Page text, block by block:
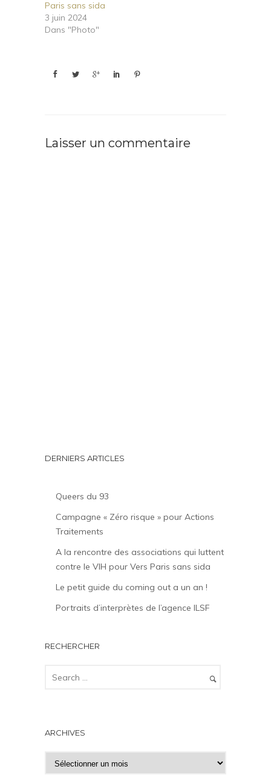
Paris sans sida
3 juin 2024
Dans "Photo"
Laisser un commentaire
DERNIERS ARTICLES
Queers du 93
Campagne « Zéro risque » pour Actions
Traitements
A la rencontre des associations qui luttent
contre le VIH pour Vers Paris sans sida
Le petit guide du coming out a un an !
Portraits d’interprètes de l’agence ILSF
RECHERCHER
ARCHIVES
r